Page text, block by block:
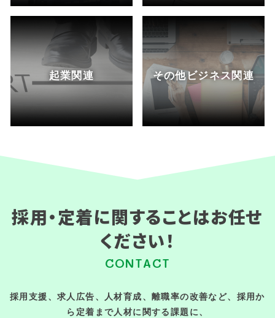
起業関連 その他ビジネス関連
採用・定着に関することはお任せ
ください！
CONTACT
採用支援、求人広告、人材育成、離職率の改善など、採用か
ら定着まで人材に関する課題に、